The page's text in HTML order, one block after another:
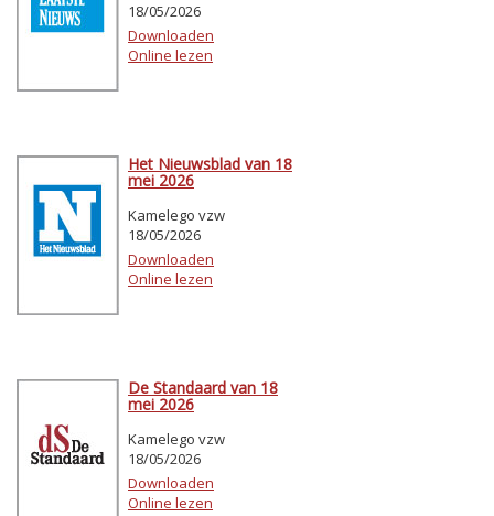
18/05/2026
Downloaden
Online lezen
Het Nieuwsblad van 18
mei 2026
Kamelego vzw
18/05/2026
Downloaden
Online lezen
De Standaard van 18
mei 2026
Kamelego vzw
18/05/2026
Downloaden
Online lezen